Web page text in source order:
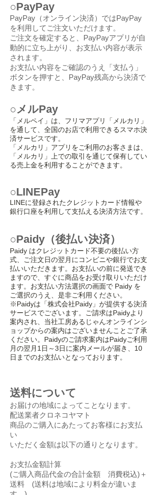
○PayPay
PayPay（オンライン決済）ではPayPay
を利用してご注文いただけます。
ご注文を確定すると、PayPayアプリが自
動的に立ち上がり、お支払い内容が表示
されます。
お支払い内容をご確認のうえ「支払う」
ボタンを押すと、PayPay残高から決済で
きます。
○メルPay
「メルペイ」は、フリマアプリ「メルカリ」
を通して、全国のお店で利用できるスマホ決
済サービスです。
「メルカリ」アプリをご利用のお客さまは、
「メルカリ」上での取引を通じて保有してい
る売上金を利用することができます。
○LINEPay
LINEに登録されたクレジットカード情報や
銀行口座を利用して支払える決済方法です。
○Paidy（後払い決済）
Paidy はクレジットカード不要の後払い方
式、ご注文日の翌月にコンビニや銀行でお支
払いいただきます。お支払いの前に発送でき
ますので、すぐに商品をお受け取りいただけ
ます。お支払い方法選択の画面で Paidy を
ご選択のうえ、是非ご利用ください。
※Paidyは「株式会社Paidy」が提供する決済
サービスでございます。ご請求はPaidyより
案内され、当社工房あるじゃんオンラインシ
ョップからの案内はございませんことご了承
ください。Paidyのご請求案内はPaidyご利用
月の翌月1日～3日に案内メールが届き、10
日までのお支払いとなっております。
送料について
お届けの地域によってことなります。
配送業者クロネコヤマト
商品のご購入にあたってお客様にお支払
い
いただく金額は以下の通りとなります。
お支払金額計算
(ご購入商品代金の合計金額 消費税込)＋
送料 (送料は地域により料金が違いま